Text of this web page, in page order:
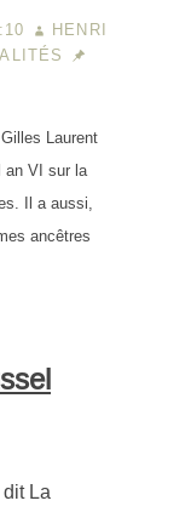
HENRI
Laurent
an VI sur la
Il a aussi,
ancêtres
dit La